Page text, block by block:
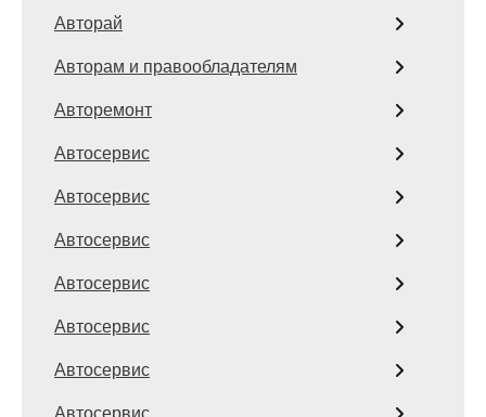
Авторай
Авторам и правообладателям
Авторемонт
Автосервис
Автосервис
Автосервис
Автосервис
Автосервис
Автосервис